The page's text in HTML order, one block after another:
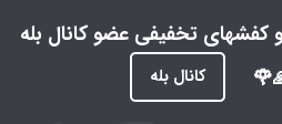
کفشهای تخفیفی عضو کانال بله
کانال بله